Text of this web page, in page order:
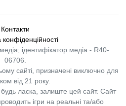
Контакти
конфіденційності
ідентифікатор медіа - R40-
06706.
сайті, призначені виключно для
від 21 року.
ласка, залиште цей сайт. Сайт
ігри на реальні та/або